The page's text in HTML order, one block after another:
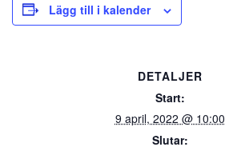
Lägg till i kalender
DETALJER
Start:
9 april, 2022 @ 10:00
Slutar: